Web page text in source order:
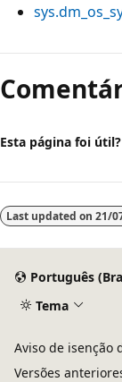
Esta página foi útil?
Last updated on 21/
Português
Tema
Aviso de isenção
Versões